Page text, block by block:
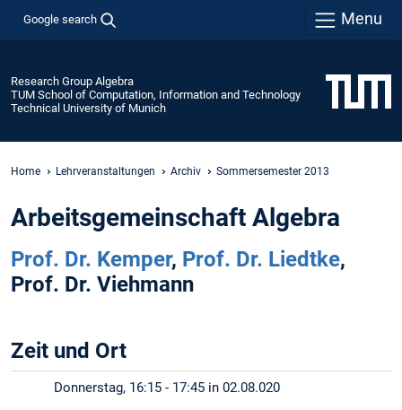
Google search Menu
Research Group Algebra
TUM School of Computation, Information and Technology
Technical University of Munich
Home Lehrveranstaltungen Archiv Sommersemester 2013
Arbeitsgemeinschaft Algebra
Prof. Dr. Kemper, Prof. Dr. Liedtke,
Prof. Dr. Viehmann
Zeit und Ort
Donnerstag, 16:15 - 17:45 in 02.08.020